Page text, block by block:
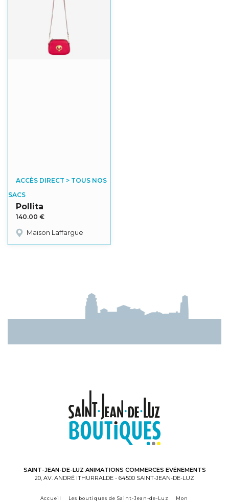
ACCÈS DIRECT > TOUS NOS
SACS
Pollita
140.00 €
Maison Laffargue
SAINT-JEAN-DE-LUZ ANIMATIONS COMMERCES EVÉNEMENTS
20, AV. ANDRÉ ITHURRALDE - 64500 SAINT-JEAN-DE-LUZ
Accueil Les boutiques de Saint-Jean-de-Luz Mon